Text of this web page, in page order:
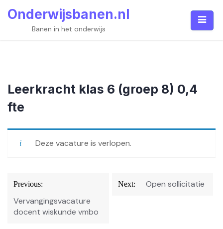
Onderwijsbanen.nl
Banen in het onderwijs
Leerkracht klas 6 (groep 8) 0,4
fte
Deze vacature is verlopen.
Bericht
navigatie
Previous:
Vervangingsvacature
docent wiskunde vmbo
Next: Open sollicitatie